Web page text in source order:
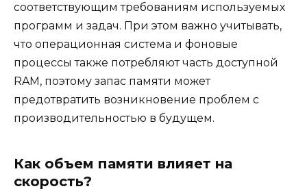
соответствующим требованиям используемых
программ и задач. При этом важно учитывать,
что операционная система и фоновые
процессы также потребляют часть доступной
RAM, поэтому запас памяти может
предотвратить возникновение проблем с
производительностью в будущем.
Как объем памяти влияет на
скорость?